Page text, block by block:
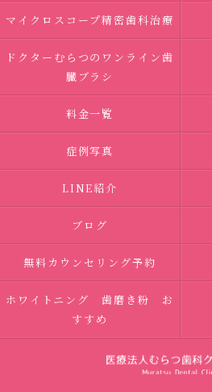
マイクロスコープ精密歯科治療
ドクターむらつのワンライン歯
臓ブラシ
料金一覧
症例写真
LINE紹介
ブログ
無料カウンセリング予約
ホワイトニング 歯磨き粉 お
すすめ